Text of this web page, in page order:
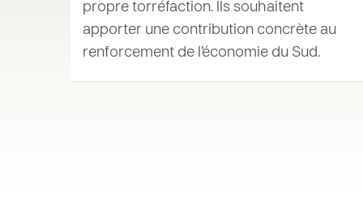
propre torréfaction. Ils souhaitent
apporter une contribution concrète au
renforcement de l’économie du Sud.